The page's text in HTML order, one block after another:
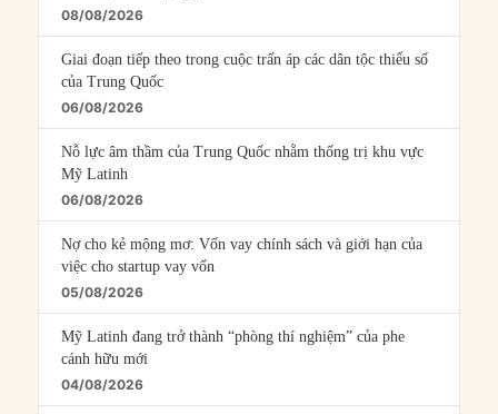
08/08/2026
Giai đoạn tiếp theo trong cuộc trấn áp các dân tộc thiểu số
của Trung Quốc
06/08/2026
Nỗ lực âm thầm của Trung Quốc nhằm thống trị khu vực
Mỹ Latinh
06/08/2026
Nợ cho kẻ mộng mơ: Vốn vay chính sách và giới hạn của
việc cho startup vay vốn
05/08/2026
Mỹ Latinh đang trở thành “phòng thí nghiệm” của phe
cánh hữu mới
04/08/2026